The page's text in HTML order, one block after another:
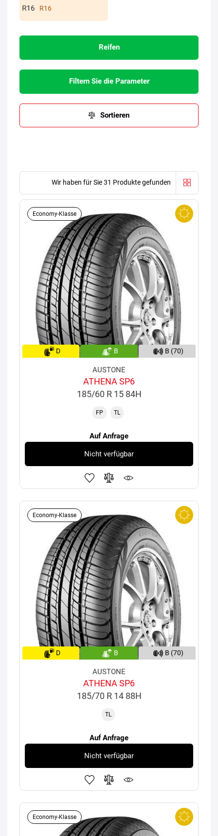
R16
Reifen
Filtern Sie die Parameter
Sortieren
Wir haben für Sie 31 Produkte gefunden
Economy-Klasse
D B B (70)
AUSTONE
ATHENA SP6
185/60 R 15 84H
FP TL
Auf Anfrage
Nicht verfügbar
Economy-Klasse
D B B (70)
AUSTONE
ATHENA SP6
185/70 R 14 88H
TL
Auf Anfrage
Nicht verfügbar
Economy-Klasse